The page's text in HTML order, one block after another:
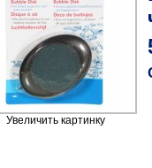
Увеличить картинку